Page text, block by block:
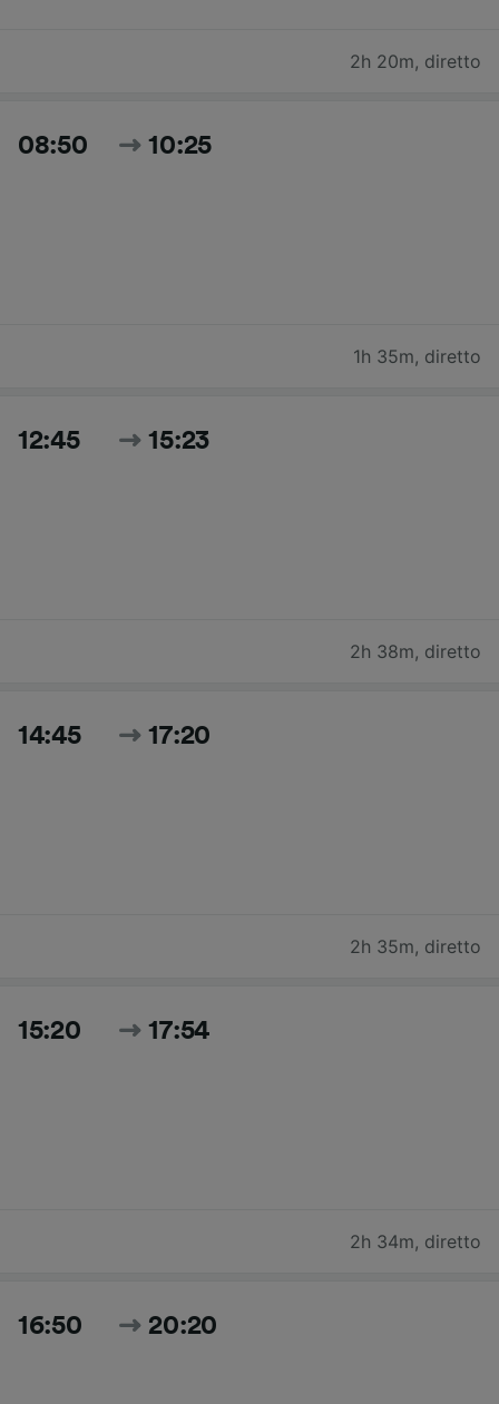
2h 20m, diretto
08:50 10:25
1h 35m, diretto
12:45 15:23
2h 38m, diretto
14:45 17:20
2h 35m, diretto
15:20 17:54
2h 34m, diretto
16:50 20:20